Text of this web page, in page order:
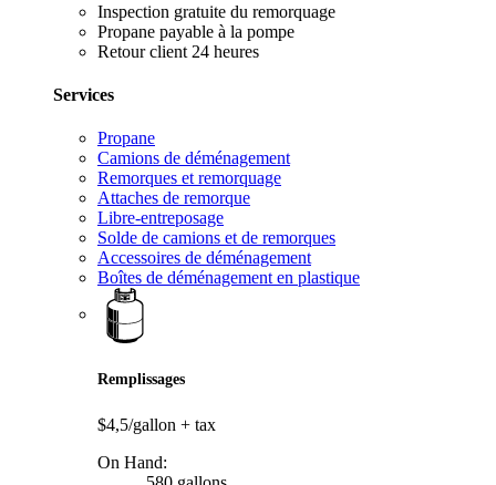
Inspection gratuite du remorquage
Propane payable à la pompe
Retour client 24 heures
Services
Propane
Camions de déménagement
Remorques et remorquage
Attaches de remorque
Libre-entreposage
Solde de camions et de remorques
Accessoires de déménagement
Boîtes de déménagement en plastique
Remplissages
$4,5/gallon + tax
On Hand: